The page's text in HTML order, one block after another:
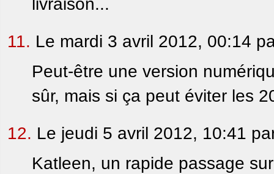
11. Le mardi 3 avril 2012, 00:14
Peut-être une version
sûr, mais si ça peut éviter les
12. Le jeudi 5 avril 2012, 10:41
Katleen, un rapide passage